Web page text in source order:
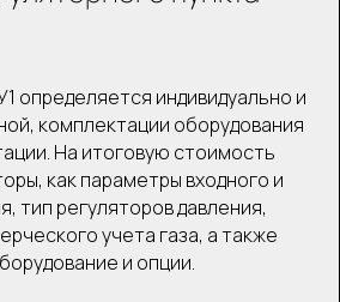
определяется индивидуально и
комплектации оборудования
На итоговую стоимость
как параметры входного и
тип регуляторов давления,
учета газа, а также
и опции.